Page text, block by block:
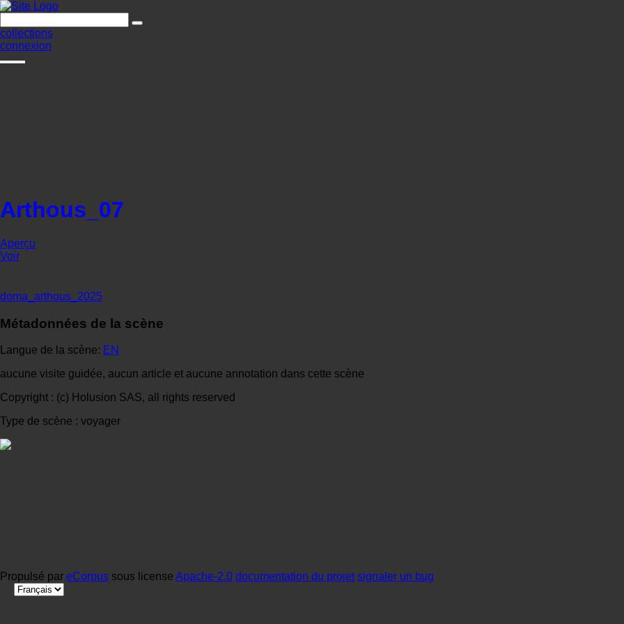
collections
connexion
Arthous_07
Aperçu
Voir
doma_arthous_2025
Métadonnées de la scène
Langue de la scène: EN
aucune visite guidée, aucun article et aucune annotation dans cette scène
Copyright : (c) Holusion SAS, all rights reserved
Type de scène : voyager
Propulsé par eCorpus sous license Apache-2.0 documentation du projet signaler un bug